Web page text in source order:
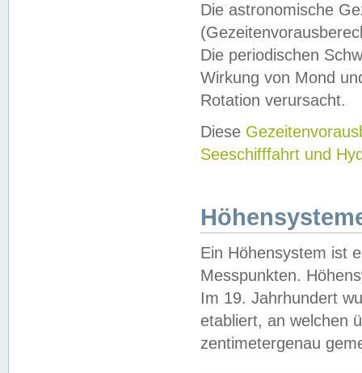
Die astronomische
Die periodischen
Wirkung von Mond
Rotation verursacht.
Diese
Seeschifffahrt und
Ein Höhensystem ist
Messpunkten.
Im 19. Jahrhundert
etabliert, an welchen
zentimetergenau